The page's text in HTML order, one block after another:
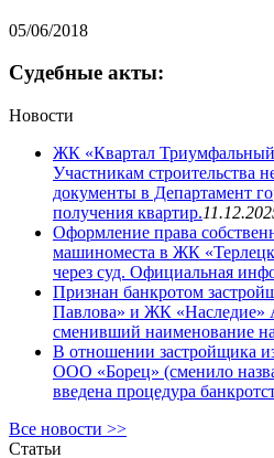
05/06/2018
Судебные акты:
Новости
ЖК «Квартал
Участникам строительства
документы в Департамент
получения квартир.
Оформление права
машиноместа в ЖК
через суд. Официальная
Признан банкротом
Павлова» и ЖК «Наследие»
сменивший наименование
В отношении застройщика
ООО «Борец» (сменило
введена процедура
Все новости >>
Статьи